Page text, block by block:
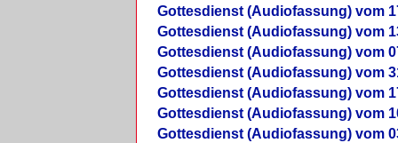
Gottesdienst (Audiofassung) vom
Gottesdienst (Audiofassung) vom
Gottesdienst (Audiofassung) vom
Gottesdienst (Audiofassung) vom
Gottesdienst (Audiofassung) vom
Gottesdienst (Audiofassung) vom
Gottesdienst (Audiofassung) vom